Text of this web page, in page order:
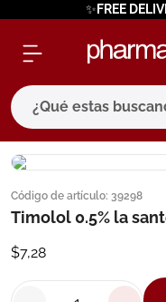
✨FREE
¿Qué estas buscando?
Código de artículo: 39298
Timolol 0.5% la
$7,28
términos más
1. eucerin
pilexil